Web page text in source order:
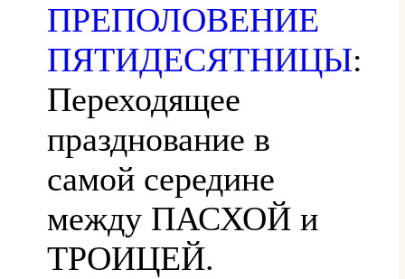
ПРЕПОЛОВЕНИЕ
ПЯТИДЕСЯТНИЦЫ:
Переходящее
празднование в
самой середине
между ПАСХОЙ и
ТРОИЦЕЙ.